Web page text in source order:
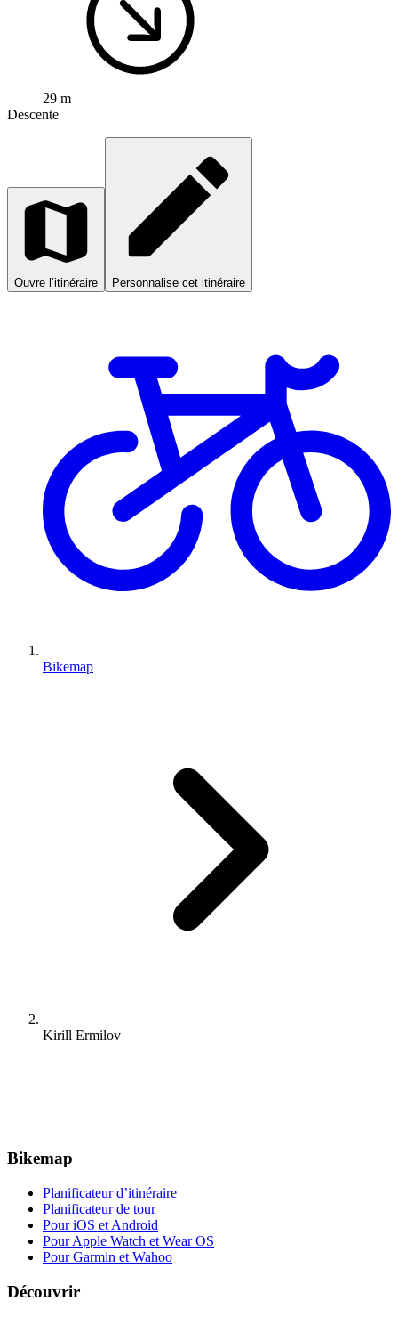
29 m
Descente
Ouvre l’itinéraire Personnalise cet itinéraire
Bikemap
Kirill Ermilov
Bikemap
Planificateur d’itinéraire
Planificateur de tour
Pour iOS et Android
Pour Apple Watch et Wear OS
Pour Garmin et Wahoo
Découvrir